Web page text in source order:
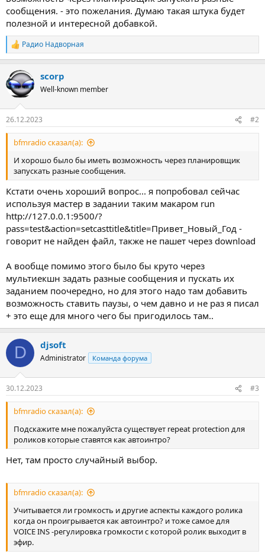
сообщения. - это пожелания. Думаю такая штука будет
полезной и интересной добавкой.
Р
е
к
ц
и
Радио Надворная
scorp
Well-known member
26.12.2023 #2
bfmradio сказал(а):
И хорошо было бы иметь возможность через планировщик
запускать разные сообщения.
Кстати очень хороший вопрос... я попробовал сейчас
используя мастер в задании таким макаром run
http://127.0.0.1:9500/?
pass=test&action=setcasttitle&title=Привет_Новый_Год -
говорит не найден файл, также не пашет через download
А вообще помимо этого было бы круто через
мультиекшн задать разные сообщения и пускать их
заданием поочередно, но для этого надо там добавить
возможность ставить паузы, о чем давно и не раз я писал
+ это еще для много чего бы пригодилось там..
D djsoft
Administrator Команда форума
30.12.2023 #3
bfmradio сказал(а):
Подскажите мне пожалуйста существует repeat protection для
роликов которые ставятся как автоинтро?
Нет, там просто случайный выбор.
bfmradio сказал(а):
Учитывается ли громкость и другие аспекты каждого ролика
когда он проигрывается как автоинтро? и тоже самое для
VOICE INS -регулировка громкости с которой ролик выходит в
эфир.